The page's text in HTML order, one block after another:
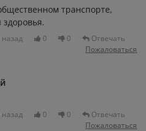
транспорте,
здоровья.
назад 0 0
Отвечать
Пожаловаться
назад 0 0
Отвечать
Пожаловаться